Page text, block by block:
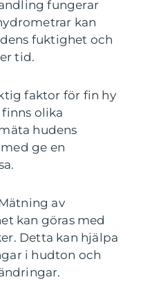
fungerar
kan
fuktighet och
tid.
faktor för fin hy
olika
hudens
ge en
av
kan göras med
Detta kan hjälpa
i hudton och